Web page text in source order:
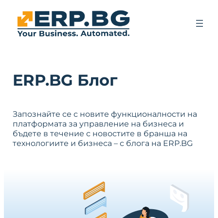
ERP.BG Блог
Запознайте се с новите функционалности на
платформата за управление на бизнеса и
бъдете в течение с новостите в бранша на
технологиите и бизнеса – с блога на ERP.BG